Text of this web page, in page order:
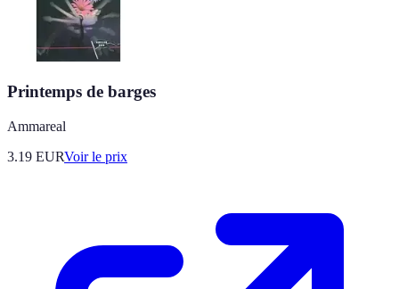
Printemps de barges
Ammareal
3.19 EURVoir le prix